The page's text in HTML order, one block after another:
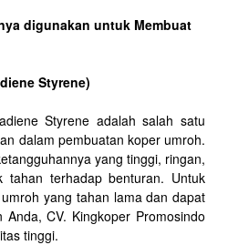
digunakan untuk Membuat
Styrene)
Styrene adalah salah satu
dalam pembuatan koper umroh.
yang tinggi, ringan,
tahan terhadap benturan. Untuk
yang tahan lama dan dapat
CV. Kingkoper Promosindo
tinggi.